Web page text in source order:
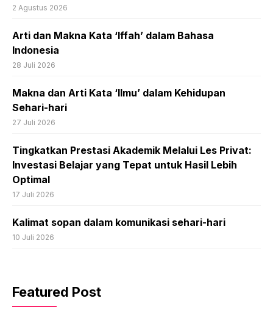
2 Agustus 2026
Arti dan Makna Kata ‘Iffah’ dalam Bahasa
Indonesia
28 Juli 2026
Makna dan Arti Kata ‘Ilmu’ dalam Kehidupan
Sehari-hari
27 Juli 2026
Tingkatkan Prestasi Akademik Melalui Les Privat:
Investasi Belajar yang Tepat untuk Hasil Lebih
Optimal
17 Juli 2026
Kalimat sopan dalam komunikasi sehari-hari
10 Juli 2026
Featured Post